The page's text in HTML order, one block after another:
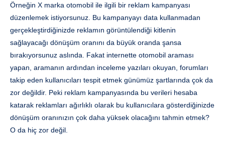
Örneğin X marka otomobil ile ilgili bir reklam kampanyası
düzenlemek istiyorsunuz. Bu kampanyayı data kullanmadan
gerçekleştirdiğinizde reklamın görüntülendiği kitlenin
sağlayacağı dönüşüm oranını da büyük oranda şansa
bırakıyorsunuz aslında. Fakat internette otomobil araması
yapan, aramanın ardından inceleme yazıları okuyan, forumları
takip eden kullanıcıları tespit etmek günümüz şartlarında çok da
zor değildir. Peki reklam kampanyasında bu verileri hesaba
katarak reklamları ağırlıklı olarak bu kullanıcılara gösterdiğinizde
dönüşüm oranınızın çok daha yüksek olacağını tahmin etmek?
O da hiç zor değil.